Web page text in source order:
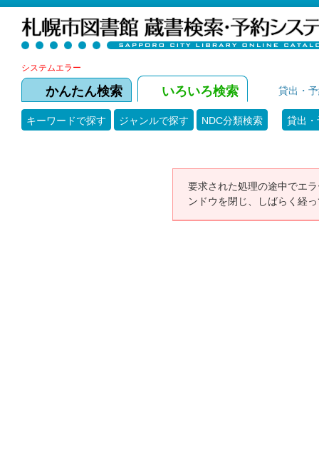
システムエラー
かんたん検索 いろいろ検索 貸出・
キーワードで探す ジャンルで探す NDC分類検索 貸出
要求された処理の途中でエ
ンドウを閉じ、しばらく経